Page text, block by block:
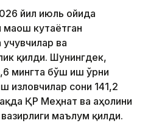
йил июль ойида
маош кутаётган
ва
қилди. Шунингдек,
мингта бўш иш ўрни
изловчилар сони 141,2
ҚР Меҳнат ва аҳолини
маълум қилди.